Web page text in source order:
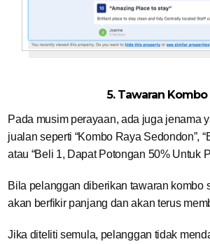
5. Tawaran Kombo
Pada musim perayaan, ada juga jenama
jualan seperti “Kombo Raya Sedondon”,
atau “Beli 1, Dapat Potongan 50% Untuk
Bila pelanggan diberikan tawaran kombo
akan berfikir panjang dan akan terus
Jika diteliti semula, pelanggan tidak